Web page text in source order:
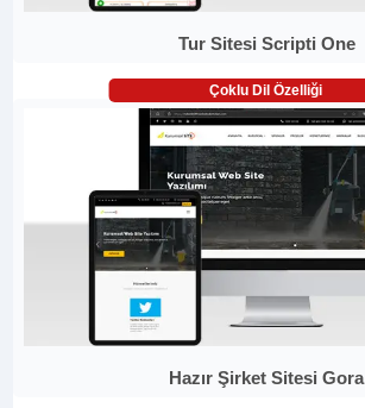
Tur Sitesi Scripti One
Çoklu Dil Özelliği
Hazır Şirket Sitesi Gora